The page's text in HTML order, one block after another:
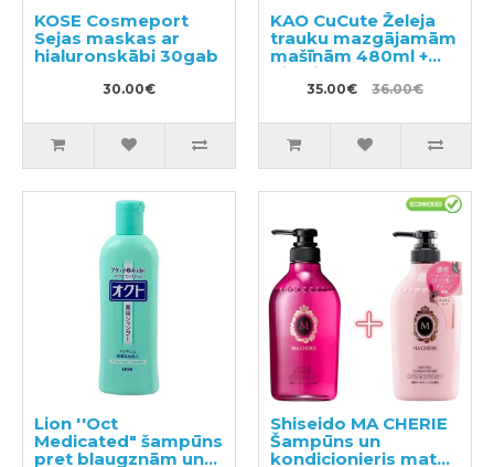
KOSE Cosmeport
Sejas maskas ar
hialuronskābi 30gab
30.00€
KAO CuCute Želeja
trauku mazgājamām
mašīnām 480ml +
pildviela 800g
35.00€ 36.00€
Lion ''Oct
Medicated" šampūns
pret blaugznām un
Shiseido MA CHERIE
Šampūns un
kondicionieris matu